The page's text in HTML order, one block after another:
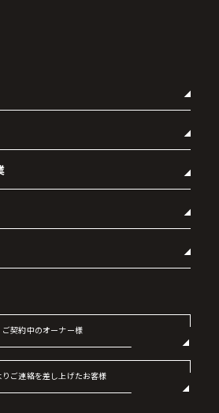
えの方へ
の強み
メインステージシリーズ
覧
問い合わせ
ご契約中のオーナー様
りご連絡を差し上げたお客様